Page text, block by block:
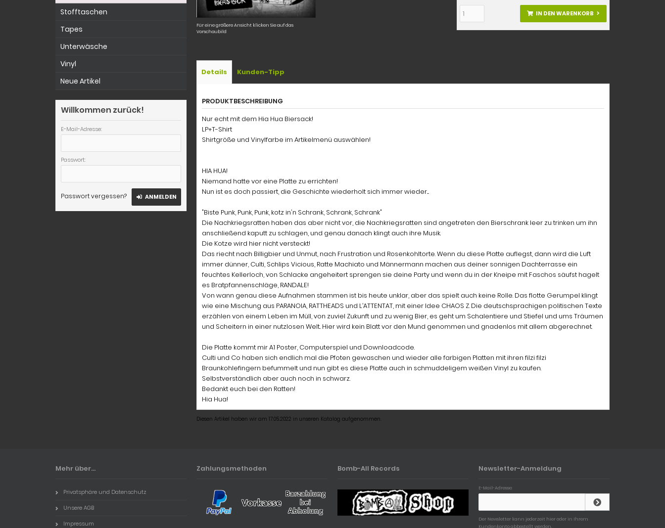
Für eine größere Ansicht klicken Sie auf das
Vorschaubild
IN DEN WARENKORB
Details Kunden-Tipp
PRODUKTBESCHREIBUNG
Nur echt mit dem Hia Hua Biersack!
LP+T-Shirt
Shirtgröße und Vinylfarbe im Artikelmenü auswählen!
HIA HUA!
Niemand hatte vor eine Platte zu errichten!
Nun ist es doch passiert, die Geschichte wiederholt sich immer wieder....
"Biste Punk, Punk, Punk, kotz in'n Schrank, Schrank, Schrank"
Die Nachkriegsratten haben das aber nicht vor, die Nachkriegsratten sind angetreten den Bierschrank leer zu trinken um ihn
anschließend kaputt zu schlagen, und genau danach klingt auch ihre Musik.
Die Kotze wird hier nicht versteckt!
Das riecht nach Billigbier und Unmut, nach Frustration und Rosenkohltorte. Wenn du diese Platte auflegst, dann wird die Luft
immer dünner, Culti, Schlips Vicious, Ratte Machiato und Männermann machen aus deiner sonnigen Dachterrasse ein
feuchtes Kellerloch, von Schlacke angeheitert sprengen sie deine Party und wenn du in der Kneipe mit Faschos säufst hagelt
es Bratpfannenschläge, RANDALE!
Von wann genau diese Aufnahmen stammen ist bis heute unklar, aber das spielt auch keine Rolle. Das flotte Gerumpel klingt
wie eine Mischung aus PARANOIA, RATTHEADS und L’ATTENTAT, mit einer Idee CHAOS Z. Die deutschsprachigen politischen Texte
erzählen von einem Leben im Müll, von zuviel Zukunft und zu wenig Bier, es geht um Schalentiere und Stiefel und ums Träumen
und Scheitern in einer nutzlosen Welt.. Hier wird kein Blatt vor den Mund genommen und gnadenlos mit allem abgerechnet.
Die Platte kommt mir A1 Poster, Computerspiel und Downloadcode.
Culti und Co haben sich endlich mal die Pfoten gewaschen und wieder alle farbigen Platten mit ihren filzi filzi
Braunkohlefingern befummelt und nun gibt es diese Platte auch in schmuddeligem weißen Vinyl zu kaufen.
Selbstverständlich aber auch noch in schwarz.
Bedankt euch bei den Ratten!
Hia Hua!
Diesen Artikel haben wir am 17.05.2022 in unseren Katalog aufgenommen.
Stofftaschen
Tapes
Unterwäsche
Vinyl
Neue Artikel
Willkommen zurück!
E-Mail-Adresse:
Passwort:
Passwort vergessen? ANMELDEN
Mehr über...
Privatsphäre und Datenschutz
Unsere AGB
Impressum
Zahlungsmethoden Bomb-All Records Newsletter-Anmeldung
E-Mail-Adresse:
Der Newsletter kann jederzeit hier oder in Ihrem
Kundenkonto abbestellt werden.